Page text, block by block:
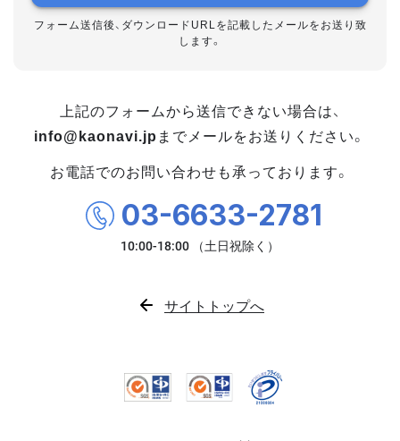
フォーム送信後、ダウンロードURLを記載したメールをお送り致
します。
上記のフォームから送信できない場合は、
info@kaonavi.jp までメールをお送りください。
お電話でのお問い合わせも承っております。
03-6633-2781
サイトトップへ